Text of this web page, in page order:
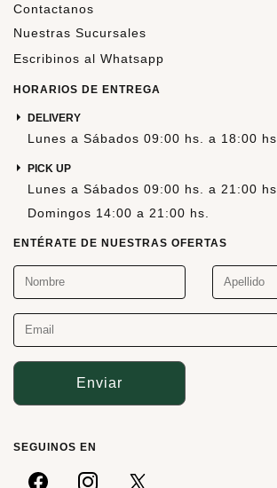
Contactanos
Nuestras Sucursales
Escribinos al Whatsapp
HORARIOS DE ENTREGA
DELIVERY
Lunes a Sábados 09:00 hs. a 18:00 hs.
PICK UP
Lunes a Sábados 09:00 hs. a 21:00 hs.
Domingos 14:00 a 21:00 hs.
ENTÉRATE DE NUESTRAS OFERTAS
Enviar
SEGUINOS EN